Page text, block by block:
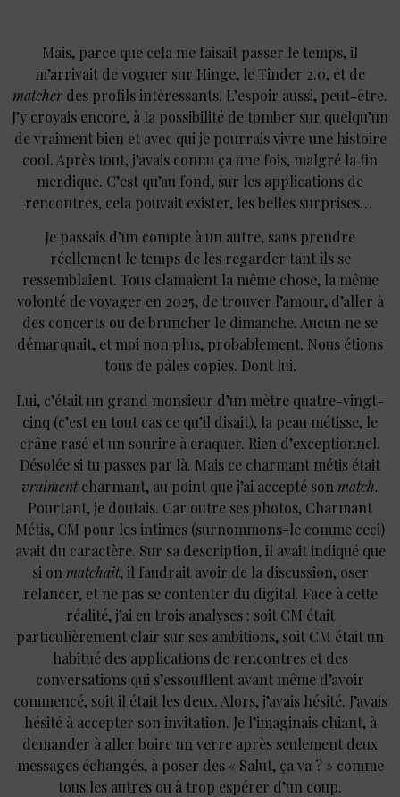
Mais, parce que cela me faisait passer le temps, il
m’arrivait de voguer sur Hinge, le Tinder 2.0, et de
matcher des profils intéressants. L’espoir aussi, peut-être.
J’y croyais encore, à la possibilité de tomber sur quelqu’un
de vraiment bien et avec qui je pourrais vivre une histoire
cool. Après tout, j’avais connu ça une fois, malgré la fin
merdique. C’est qu’au fond, sur les applications de
rencontres, cela pouvait exister, les belles surprises…
Je passais d’un compte à un autre, sans prendre
réellement le temps de les regarder tant ils se
ressemblaient. Tous clamaient la même chose, la même
volonté de voyager en 2025, de trouver l’amour, d’aller à
des concerts ou de bruncher le dimanche. Aucun ne se
démarquait, et moi non plus, probablement. Nous étions
tous de pâles copies. Dont lui.
Lui, c’était un grand monsieur d’un mètre quatre-vingt-
cinq (c’est en tout cas ce qu’il disait), la peau métisse, le
crâne rasé et un sourire à craquer. Rien d’exceptionnel.
Désolée si tu passes par là. Mais ce charmant métis était
vraimentcharmant, au point que j’ai accepté son match.
Pourtant, je doutais. Car outre ses photos, Charmant
Métis, CM pour les intimes (surnommons-le comme ceci)
avait du caractère. Sur sa description, il avait indiqué que
si on matchait, il faudrait avoir de la discussion, oser
relancer, et ne pas se contenter du digital. Face à cette
réalité, j’ai eu trois analyses : soit CM était
particulièrement clair sur ses ambitions, soit CM était un
habitué des applications de rencontres et des
conversations qui s’essoufflent avant même d’avoir
commencé, soit il était les deux. Alors, j’avais hésité. J’avais
hésité à accepter son invitation. Je l’imaginais chiant, à
demander à aller boire un verre après seulement deux
messages échangés, à poser des « Salut, ça va ? » comme
tous les autres ou à trop espérer d’un coup.